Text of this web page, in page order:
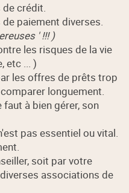
de crédit.
paiement diverses.
' !!! )
les risques de la vie
etc ... )
les offres de prêts trop
longuement.
à bien gérer, son
pas essentiel ou vital.
soit par votre
associations de